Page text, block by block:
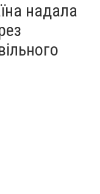
надала